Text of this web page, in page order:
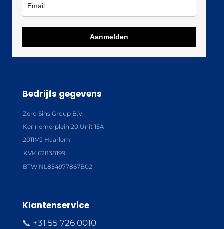
Aanmelden
Bedrijfs gegevens
Zero Sins Group B.V.
Kennemerplein 20 Unit 15A
2011MJ Haarlem
KVK 62838199
BTW NL854977867B02
Klantenservice
📞 +31 55 726 0010